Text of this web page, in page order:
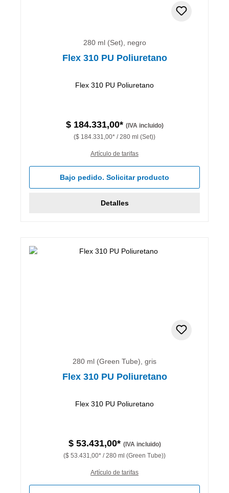
280 ml (Set), negro
Flex 310 PU Poliuretano
Flex 310 PU Poliuretano
$ 184.331,00* (IVA incluido)
($ 184.331,00* / 280 ml (Set))
Artículo de tarifas
Bajo pedido. Solicitar producto
Detalles
280 ml (Green Tube), gris
Flex 310 PU Poliuretano
Flex 310 PU Poliuretano
$ 53.431,00* (IVA incluido)
($ 53.431,00* / 280 ml (Green Tube))
Artículo de tarifas